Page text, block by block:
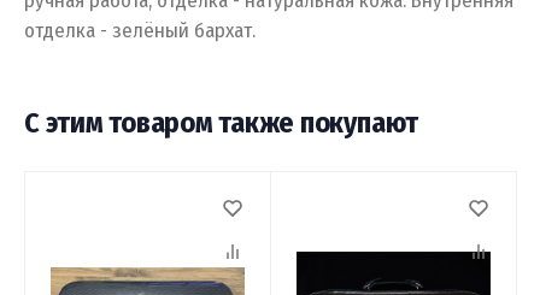
отделка - зелёный бархат.
С этим товаром также покупают